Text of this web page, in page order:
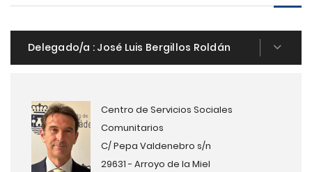
Delegado/a : José Luis Bergillos Roldán
Centro de Servicios Sociales
Comunitarios
C/ Pepa Valdenebro s/n
29631 - Arroyo de la Miel